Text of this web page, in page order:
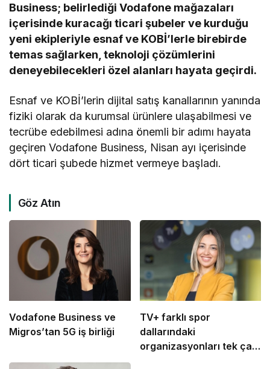
Business; belirlediği Vodafone mağazaları
içerisinde kuracağı ticari şubeler ve kurduğu
yeni ekipleriyle esnaf ve KOBİ’lerle birebirde
temas sağlarken, teknoloji çözümlerini
deneyebilecekleri özel alanları hayata geçirdi.
Esnaf ve KOBİ’lerin dijital satış kanallarının yanında
fiziki olarak da kurumsal ürünlere ulaşabilmesi ve
tecrübe edebilmesi adına önemli bir adımı hayata
geçiren Vodafone Business, Nisan ayı içerisinde
dört ticari şubede hizmet vermeye başladı.
Göz Atın
Vodafone Business ve
Migros’tan 5G iş birliği
TV+ farklı spor
dallarındaki
organizasyonları tek çatı